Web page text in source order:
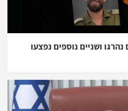
נהרגו ושניים נוספים נפצעו